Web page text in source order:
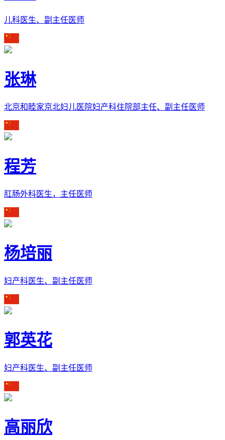
儿科医生、副主任医师
张琳
北京和睦家京北妇儿医院妇产科住院部主任、副主任医师
程芳
肛肠外科医生，主任医师
杨培丽
妇产科医生、副主任医师
郭英花
妇产科医生、副主任医师
高丽欣